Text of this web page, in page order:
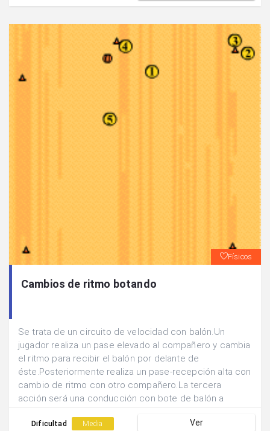
Físicos
Cambios de ritmo botando
Se trata de un circuito de velocidad con balón.Un
jugador realiza un pase elevado al compañero y cambia
el ritmo para recibir el balón por delante de
éste.Posteriormente realiza un pase-recepción alta con
cambio de ritmo con otro compañero.La tercera
acción será una conducción con bote de balón a
elevado para finalizar con un sprint hasta el final.
Dificultad Media Ver